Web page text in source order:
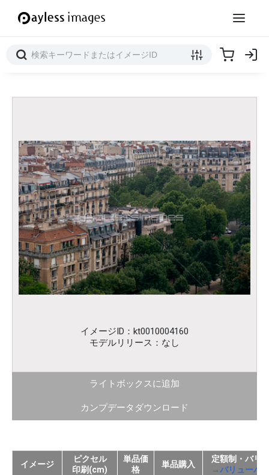
イメージID：kt0010004160
モデルリリース：なし
ライトボックスに追加
カンプデータダウンロード
イメージ
ピクセル
印刷(cm)
単品価
格
単品購入
定額制・バリ
→バリューパ